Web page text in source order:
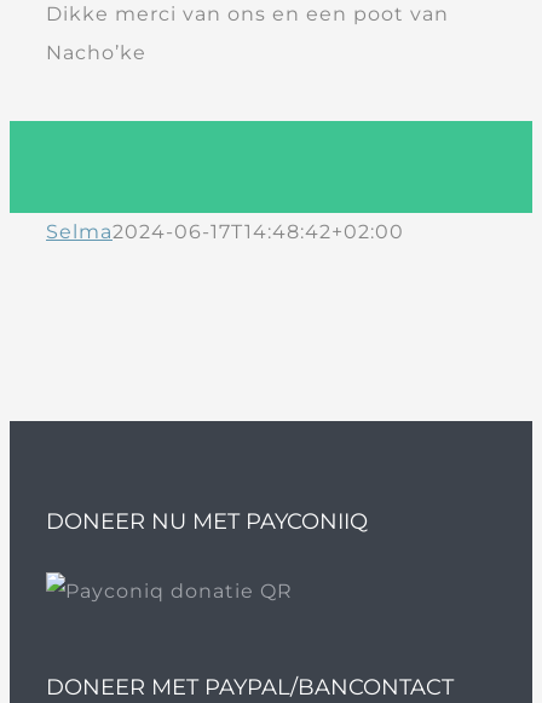
Dikke merci van ons en een poot van
Nacho’ke
Selma2024-06-17T14:48:42+02:00
DONEER NU MET PAYCONIIQ
DONEER MET PAYPAL/BANCONTACT